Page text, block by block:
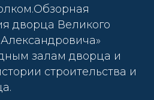
дворца Великого
залам дворца и
строительства и